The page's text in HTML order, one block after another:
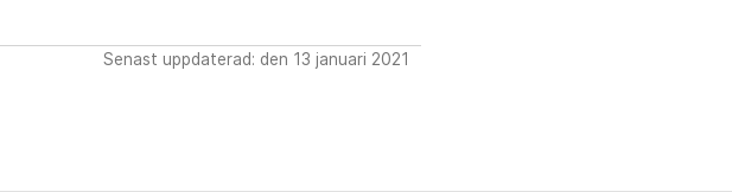
Senast uppdaterad: den 13 januari 2021